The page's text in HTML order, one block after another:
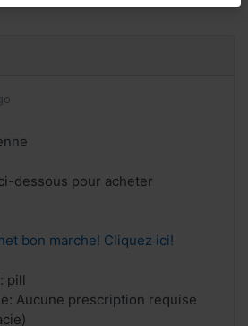
dessous pour acheter
bon marche! Cliquez ici!
pill
Aucune prescription requise